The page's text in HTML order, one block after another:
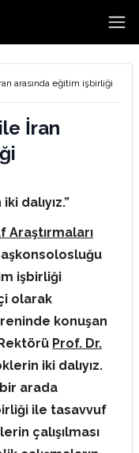
arasında eğitim işbirliği
İran
dalıyız.”
Araştırmaları
işbirliği
olarak
konuşan
Prof. Dr.
iki dalıyız.
bir arada
ile tasavvuf
çalışılması